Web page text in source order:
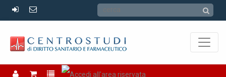
Accesso Negato